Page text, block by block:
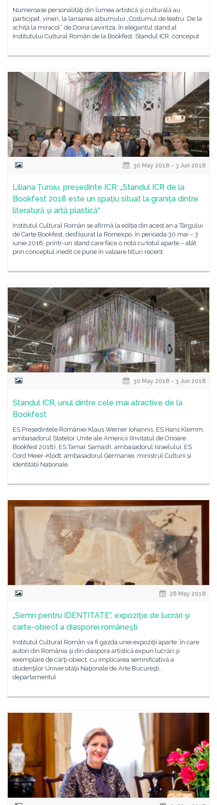
Numeroase personalităţi din lumea artistică şi culturală au
participat, vineri, la lansarea albumului „Costumul de teatru. De la
schiță la miracol“ de Doina Levintza, în elegantul stand al
Institutului Cultural Român de la Bookfest. Standul ICR, conceput
30 May 2018 - 3 Jun 2018
Liliana Țuroiu, președinte ICR: „Standul ICR de la
Bookfest 2018 este un spațiu situat la granița dintre
literatură și artă plastică“
Institutul Cultural Român se afirmă la ediția din acest an a Târgului
de Carte Bookfest, desfășurat la Romexpo, în perioada 30 mai – 3
iunie 2018, printr-un stand care face o notă cu totul aparte – atât
prin conceptul inedit ce pune în valoare titluri recent
30 May 2018 - 3 Jun 2018
Standul ICR, unul dintre cele mai atractive de la
Bookfest
ES Președintele României Klaus Werner Iohannis, ES Hans Klemm,
ambasadorul Statelor Unite ale Americii (Invitatul de Onoare
Bookfest 2018), ES Tamar Samash, ambasadorul Israelului, ES
Cord Meier-Klodt, ambasadorul Germaniei, ministrul Culturii și
Identității Naționale
28 May 2018
„Semn pentru IDENTITATE”, expoziţie de lucrări şi
carte-obiect a diasporei româneşti
Institutul Cultural Român va fi gazda unei expoziţii aparte, în care
autori din România şi din diaspora artistică expun lucrări şi
exemplare de cărţi-obiect, cu implicarea semnificativă a
studenţilor Universităţii Naţionale de Arte Bucureşti,
departamentul